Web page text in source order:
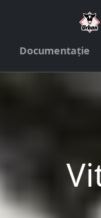
Documentație